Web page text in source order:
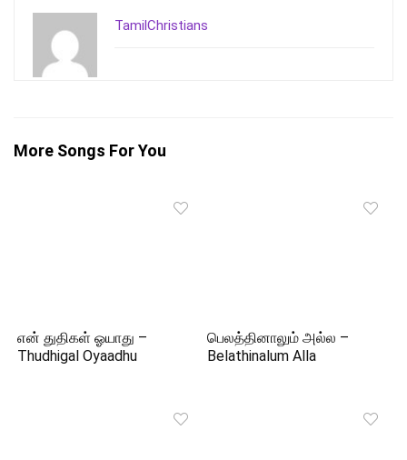
TamilChristians
More Songs For You
என் துதிகள் ஓயாது –
Thudhigal Oyaadhu
பெலத்தினாலும் அல்ல –
Belathinalum Alla